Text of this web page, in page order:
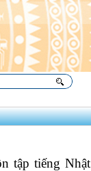
tập tiếng Nhật